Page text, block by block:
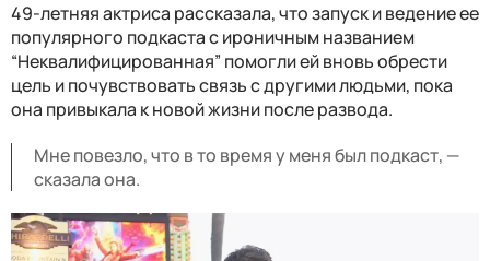
49-летняя актриса рассказала, что запуск и ведение ее
популярного подкаста с ироничным названием
“Неквалифицированная” помогли ей вновь обрести
цель и почувствовать связь с другими людьми, пока
она привыкала к новой жизни после развода.
Мне повезло, что в то время у меня был подкаст, —
сказала она.